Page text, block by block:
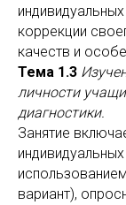
коррекции
качеств и
Тема 1.3
личности
диагностики.
Занятие
вариант),